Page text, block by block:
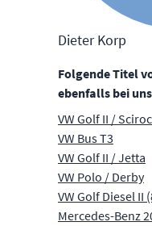
Dieter Korp
Folgende Titel
ebenfalls bei
VW Golf II /
VW Bus T3
VW Golf II / Jetta
VW Polo / Derby
VW Golf Diesel II
Mercedes-Benz